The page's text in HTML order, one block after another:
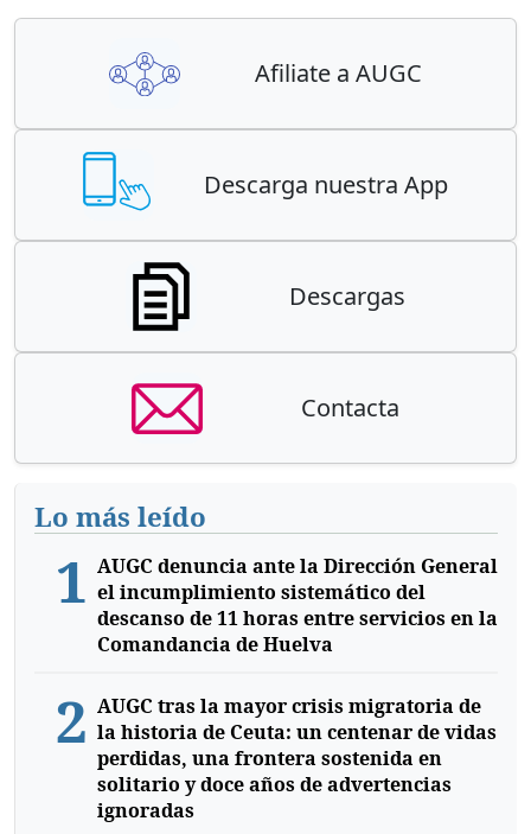
Afiliate a AUGC
Descarga nuestra App
Descargas
Contacta
Lo más leído
1 AUGC denuncia ante la Dirección General
el incumplimiento sistemático del
descanso de 11 horas entre servicios en la
Comandancia de Huelva
2 AUGC tras la mayor crisis migratoria de
la historia de Ceuta: un centenar de vidas
perdidas, una frontera sostenida en
solitario y doce años de advertencias
ignoradas